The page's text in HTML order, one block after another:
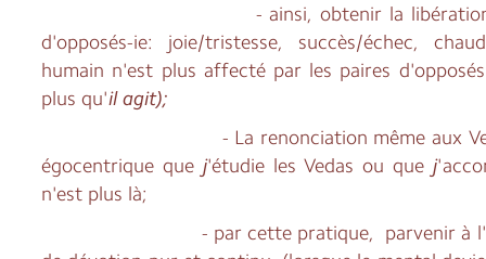
- ainsi, obtenir la libération du
d'opposés-ie: joie/tristesse, succès/échec,
humain n'est plus affecté par les paires
plus qu'il agit);
- La renonciation même aux
égocentrique que j'étudie les Vedas ou que j
n'est plus là;
- par cette pratique, parvenir à